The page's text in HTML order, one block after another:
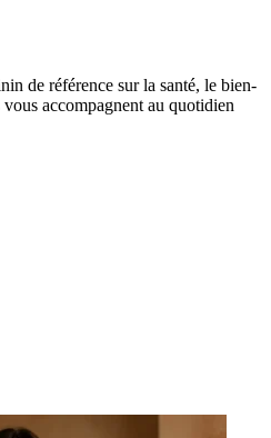
de référence sur la santé, le bien-
accompagnent au quotidien